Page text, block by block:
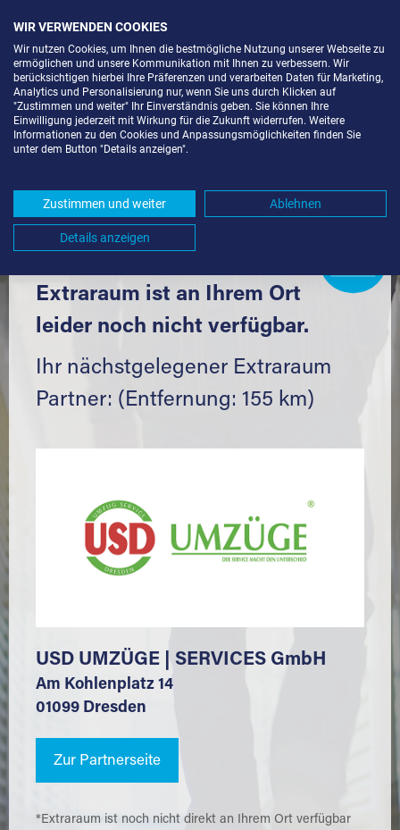
LAGERBOX IN BERLIN-KOL. GUTER
Komfortabel einlagern mit Extraraum
Extraraum ist an Ihrem Ort
leider noch nicht verfügbar.
Ihr nächstgelegener Extraraum
Partner: (Entfernung: 155 km)
USD UMZÜGE | SERVICES GmbH
Am Kohlenplatz 14
01099 Dresden
Zur Partnerseite
*Extraraum ist noch nicht direkt an Ihrem Ort verfügbar
WIR VERWENDEN COOKIES
Wir nutzen Cookies, um Ihnen die bestmögliche Nutzung unserer Webseite zu
ermöglichen und unsere Kommunikation mit Ihnen zu verbessern. Wir
berücksichtigen hierbei Ihre Präferenzen und verarbeiten Daten für Marketing,
Analytics und Personalisierung nur, wenn Sie uns durch Klicken auf
"Zustimmen und weiter" Ihr Einverständnis geben. Sie können Ihre
Einwilligung jederzeit mit Wirkung für die Zukunft widerrufen. Weitere
Informationen zu den Cookies und Anpassungsmöglichkeiten finden Sie
unter dem Button "Details anzeigen".
Zustimmen und weiter Ablehnen
Details anzeigen